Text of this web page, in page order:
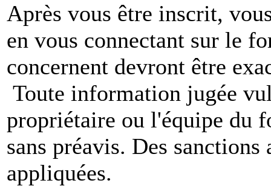
Après vous être inscrit,
en vous connectant sur le
concernent devront être
Toute information jugée
propriétaire ou l'équipe du
sans préavis. Des
appliquées.